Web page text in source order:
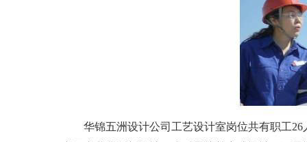
华锦五洲设计公司工艺设计室岗位共有职工26